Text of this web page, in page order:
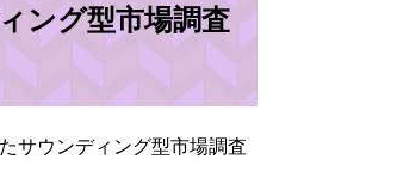
ング型市場調査
サウンディング型市場調査